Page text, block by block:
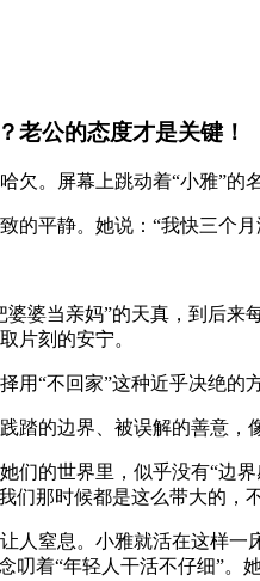
老公的态度才是关键！
。屏幕上跳动着“小雅”的
平静。她说：“我快三个
婆当亲妈”的天真，到后
片刻的安宁。
“不回家”这种近乎决绝的
的边界、被误解的善意
的世界里，似乎没有“边
们那时候都是这么带大的，
窒息。小雅就活在这样
着“年轻人干活不仔细”。